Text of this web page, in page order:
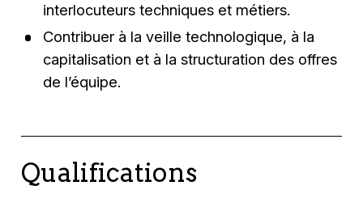
interlocuteurs techniques et métiers.
Contribuer à la veille technologique, à la
capitalisation et à la structuration des offres
de l’équipe.
Qualifications